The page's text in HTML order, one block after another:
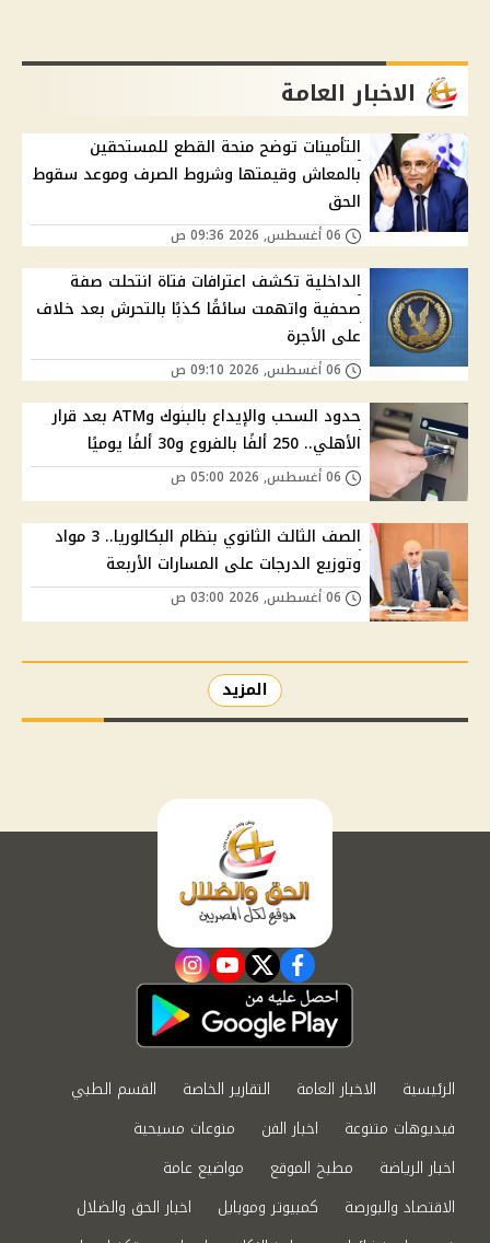
الاخبار العامة
التأمينات توضح منحة القطع للمستحقين
بالمعاش وقيمتها وشروط الصرف وموعد سقوط
الحق
الداخلية تكشف اعترافات فتاة انتحلت صفة
صحفية واتهمت سائقًا كذبًا بالتحرش بعد خلاف
على الأجرة
حدود السحب والإيداع بالبنوك وATM بعد قرار
الأهلي.. 250 ألفًا بالفروع و30 ألفًا يوميًا
الصف الثالث الثانوي بنظام البكالوريا.. 3 مواد
وتوزيع الدرجات على المسارات الأربعة
المزيد
facebook
twitter
youtube
instagram
الرئيسية الاخبار العامة التقارير الخاصة
القسم الطبي
فيديوهات متنوعة
اخبار الفن
منوعات مسيحية
اخبار الرياضة
مطبخ الموقع
مواضيع عامة
الاقتصاد والبورصة
كمبيوتر وموبايل
اخبار الحق والضلال